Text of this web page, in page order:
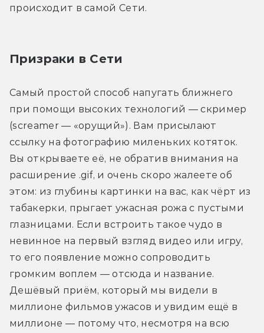
происходит в самой Сети.
Призраки в Сети
Самый простой способ напугать ближнего
при помощи высоких технологий — скример
(screamer — «орущий»). Вам присылают
ссылку на фотографию миленьких котяток.
Вы открываете её, не обратив внимания на
расширение .gif, и очень скоро жалеете об
этом: из глубины картинки на вас, как чёрт из
табакерки, прыгает ужасная рожа с пустыми
глазницами. Если встроить такое чудо в
невинное на первый взгляд видео или игру,
то его появление можно сопроводить
громким воплем — отсюда и название.
Дешёвый приём, который мы видели в
миллионе фильмов ужасов и увидим ещё в
миллионе — потому что, несмотря на всю